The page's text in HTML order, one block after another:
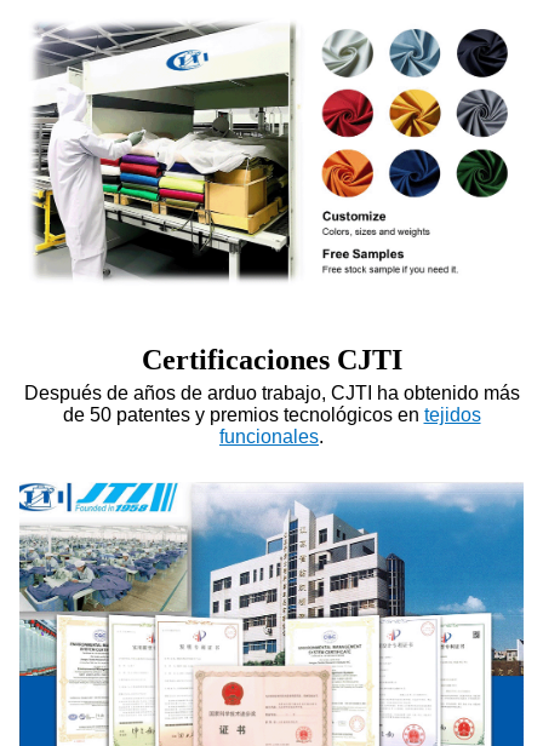
Certificaciones CJTI
Después de años de arduo trabajo, CJTI ha obtenido más
de 50 patentes y premios tecnológicos en tejidos
funcionales.